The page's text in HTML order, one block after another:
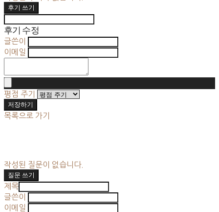
후기 쓰기
후기 수정
글쓴이
이메일
평점 주기
저장하기
목록으로 가기
작성된 질문이 없습니다.
질문 쓰기
제목
글쓴이
이메일